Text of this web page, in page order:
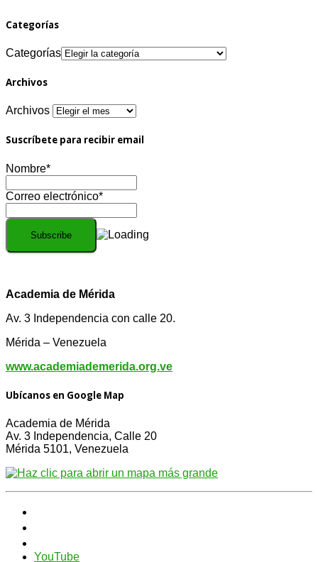
Categorías
Categorías
Archivos
Archivos
Suscríbete para recibir email
Nombre*
Correo electrónico*
Academia de Mérida
Av. 3 Independencia con calle 20.
Mérida – Venezuela
www.academiademerida.org.ve
Ubícanos en Google Map
Academia de Mérida
Av. 3 Independencia, Calle 20
Mérida 5101, Venezuela
YouTube